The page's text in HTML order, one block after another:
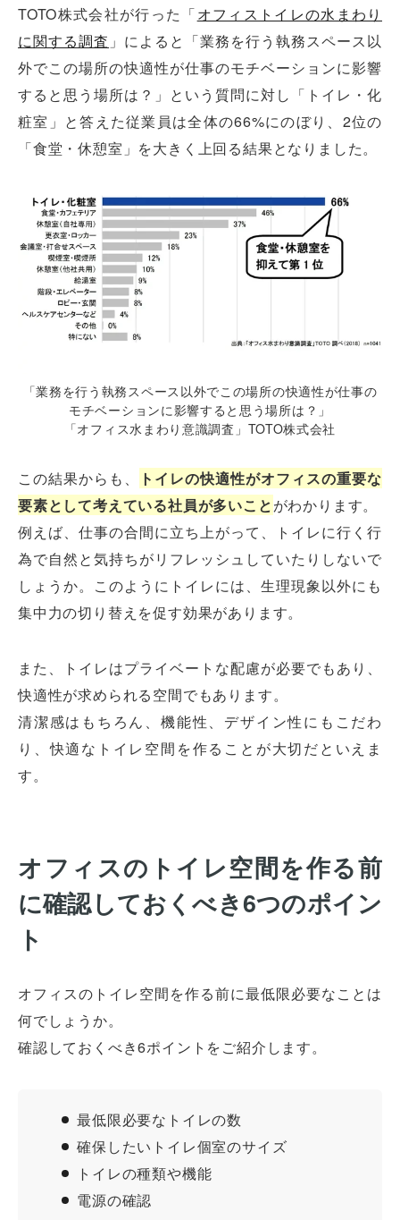
TOTO株式会社が行った「オフィストイレの水まわり
に関する調査 」によると「業務を行う執務スペース以
外でこの場所の快適性が仕事のモチベーションに影響
すると思う場所は？」という質問に対し「トイレ・化
粧室」と答えた従業員は全体の66%にのぼり、2位の
「食堂・休憩室」を大きく上回る結果となりました。
「業務を行う執務スペース以外でこの場所の快適性が仕事の
モチベーションに影響すると思う場所は？」
「オフィス水まわり意識調査」TOTO株式会社
この結果からも、
トイレの快適性がオフィスの重要な
要素として考えている社員が多いことがわかります。
例えば、仕事の合間に立ち上がって、トイレに行く行
為で自然と気持ちがリフレッシュしていたりしないで
しょうか。このようにトイレには、生理現象以外にも
集中力の切り替えを促す効果があります。
また、トイレはプライベートな配慮が必要でもあり、
快適性が求められる空間でもあります。
清潔感はもちろん、機能性、デザイン性にもこだわ
り、快適なトイレ空間を作ることが大切だといえま
す。
オフィスのトイレ空間を作る前
に確認しておくべき6つのポイン
ト
オフィスのトイレ空間を作る前に最低限必要なことは
何でしょうか。
確認しておくべき6ポイントをご紹介します。
最低限必要なトイレの数
確保したいトイレ個室のサイズ
トイレの種類や機能
電源の確認